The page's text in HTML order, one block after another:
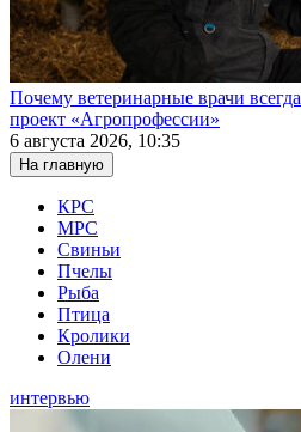
Почему ветеринарные врачи
проект «Агропрофессии»
6 августа 2026, 10:35
На главную
КРС
МРС
Свиньи
Пчелы
Рыба
Птица
Кролики
Олени
интервью